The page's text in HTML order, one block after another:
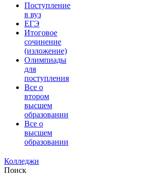
Поступление
в вуз
ЕГЭ
Итоговое
сочинение
(изложение)
Олимпиады
для
поступления
Все о
втором
высшем
образовании
Все о
высшем
образовании
Колледжи
Поиск